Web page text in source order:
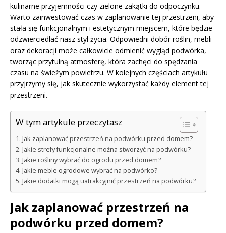
kulinarne przyjemności czy zielone zakątki do odpoczynku.
Warto zainwestować czas w zaplanowanie tej przestrzeni, aby
stała się funkcjonalnym i estetycznym miejscem, które będzie
odzwierciedlać nasz styl życia. Odpowiedni dobór roślin, mebli
oraz dekoracji może całkowicie odmienić wygląd podwórka,
tworząc przytulną atmosferę, która zachęci do spędzania
czasu na świeżym powietrzu. W kolejnych częściach artykułu
przyjrzymy się, jak skutecznie wykorzystać każdy element tej
przestrzeni.
W tym artykule przeczytasz
Jak zaplanować przestrzeń na podwórku przed domem?
Jakie strefy funkcjonalne można stworzyć na podwórku?
Jakie rośliny wybrać do ogrodu przed domem?
Jakie meble ogrodowe wybrać na podwórko?
Jakie dodatki mogą uatrakcyjnić przestrzeń na podwórku?
Jak zaplanować przestrzeń na
podwórku przed domem?